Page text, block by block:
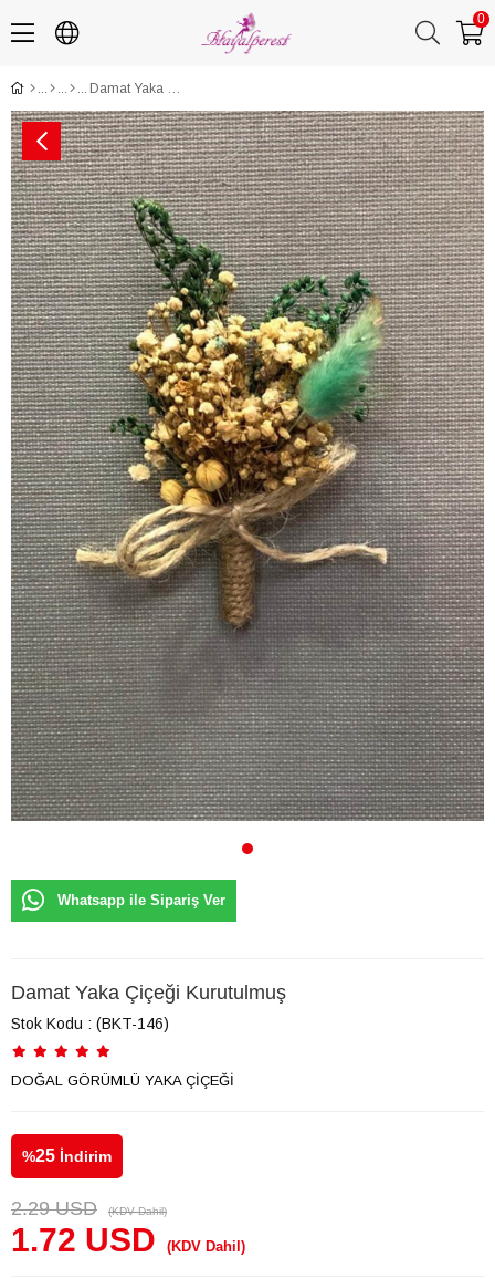
0
Damat Yaka Çiçeği Kurutulmuş
Whatsapp ile Sipariş Ver
Damat Yaka Çiçeği Kurutulmuş
Stok Kodu (BKT-146)
DOĞAL GÖRÜMLÜ YAKA ÇİÇEĞİ
%25 İndirim
2.29 USD (KDV Dahil)
1.72 USD (KDV Dahil)